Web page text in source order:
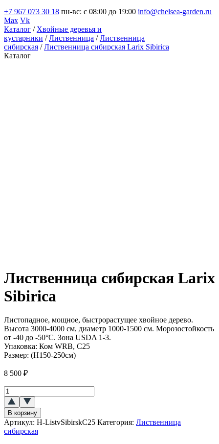
+7 967 073 30 18 пн-вс: с 08:00 до 19:00 info@chelsea-garden.ru
Max Vk
Каталог / Хвойные деревья и
кустарники /Лиственница /Лиственница
сибирская /Лиственница сибирская Larix Sibirica
Каталог
Лиственница сибирская Larix
Sibirica
Листопадное, мощное, быстрорастущее хвойное дерево.
Высота 3000-4000 см, диаметр 1000-1500 см. Морозостойкость
от -40 до -50°C. Зона USDA 1-3.
Упаковка: Ком WRB, С25
Размер: (H150-250см)
8 500 ₽
Количество
товара
Лиственница
сибирская
(Larix
Sibirica)
В корзину
Артикул: H-ListvSibirskC25 Категория: Лиственница
сибирская